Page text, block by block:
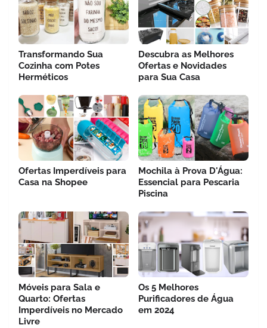
Transformando Sua
Cozinha com Potes
Herméticos
Descubra as Melhores
Ofertas e Novidades
para Sua Casa
Ofertas Imperdíveis para
Casa na Shopee
Mochila à Prova D'Água:
Essencial para Pescaria
Piscina
Móveis para Sala e
Quarto: Ofertas
Imperdíveis no Mercado
Livre
Os 5 Melhores
Purificadores de Água
em 2024